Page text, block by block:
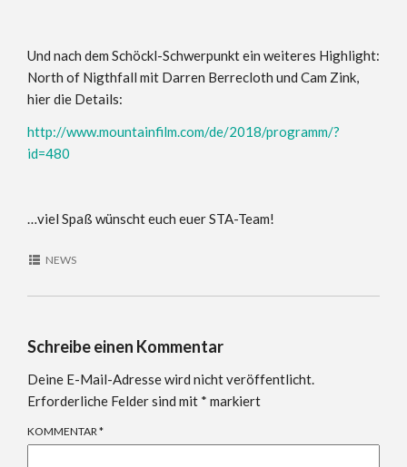
Und nach dem Schöckl-Schwerpunkt ein weiteres Highlight:
North of Nigthfall mit Darren Berrecloth und Cam Zink,
hier die Details:
http://www.mountainfilm.com/de/2018/programm/?
id=480
…viel Spaß wünscht euch euer STA-Team!
NEWS
Schreibe einen Kommentar
Deine E-Mail-Adresse wird nicht veröffentlicht.
Erforderliche Felder sind mit * markiert
KOMMENTAR *